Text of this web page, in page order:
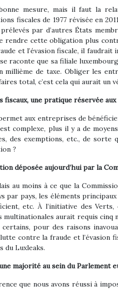
mesure, mais il faut la
fiscales de 1977 révisée en
par d’autres États
rendre cette obligation plus
et l’évasion fiscale, il faudrait
raconte que sa filiale
millième de taxe. Obliger les
total, c’est cela qui aurait un
fiscaux, une pratique réservée
aux entreprises de
complexe, plus il y a de
des exemptions, etc., de
?
déposée aujourd’hui par la
au moins à ce que la
par pays, les éléments
etc. À l’initiative des
aurait requis cinq
pour des raisons
contre la fraude et l’évasion
du Luxleaks.
majorité au sein du Parlement
que nous avons réussi à